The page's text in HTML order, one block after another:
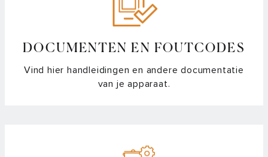
DOCUMENTEN EN FOUTCODES
Vind hier handleidingen en andere documentatie
van je apparaat.